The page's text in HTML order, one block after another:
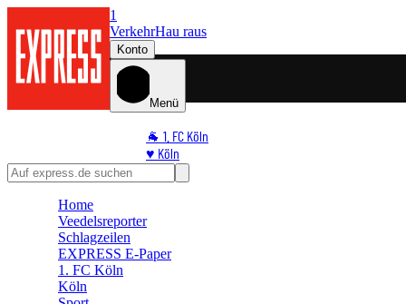
1
VerkehrHau raus
Konto
Menü
🐐 1. FC Köln
♥️ Köln
⭐ Promi
🛒 Shoppingwelt
Home
Veedelsreporter
Schlagzeilen
EXPRESS E-Paper
1. FC Köln
Köln